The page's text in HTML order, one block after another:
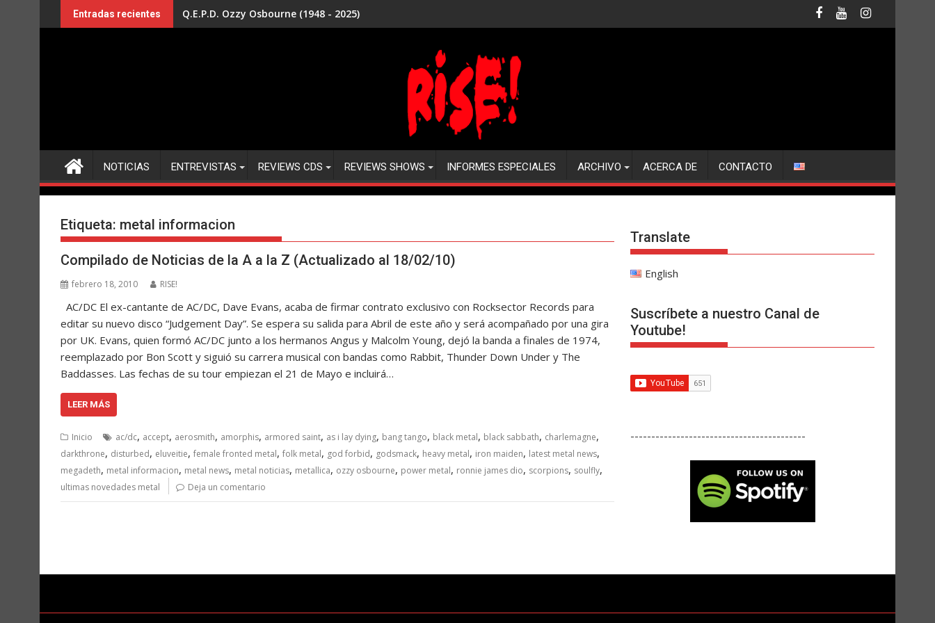
al
Entradas recientes Q.E.P.D. Ozzy Osbourne (1948 - 2025)
NOTICIAS ENTREVISTAS REVIEWS CDS REVIEWS SHOWS INFORMES ESPECIALES ARCHIVO ACERCA DE CONTACTO
Etiqueta: metal informacion
Compilado de Noticias de la A a la Z (Actualizado al 18/02/10)
febrero 18, 2010 RISE!
AC/DC El ex-cantante de AC/DC, Dave Evans, acaba de firmar contrato exclusivo con Rocksector Records para
editar su nuevo disco “Judgement Day”. Se espera su salida para Abril de este año y será acompañado por una gira
por UK. Evans, quien formó AC/DC junto a los hermanos Angus y Malcolm Young, dejó la banda a finales de 1974,
reemplazado por Bon Scott y siguió su carrera musical con bandas como Rabbit, Thunder Down Under y The
Baddasses. Las fechas de su tour empiezan el 21 de Mayo e incluirá…
LEER MÁS
Inicio ac/dc, accept, aerosmith, amorphis, armored saint, as i lay dying, bang tango, black metal, black sabbath, charlemagne,
darkthrone, disturbed, eluveitie, female fronted metal, folk metal, god forbid, godsmack, heavy metal, iron maiden, latest metal news,
megadeth, metal informacion, metal news, metal noticias, metallica, ozzy osbourne, power metal, ronnie james dio, scorpions, soulfly,
ultimas novedades metal Deja un comentario
Translate
English
Suscríbete a nuestro Canal de
Youtube!
------------------------------------------